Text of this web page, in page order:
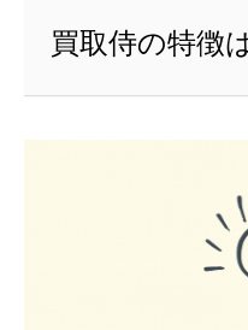
買取侍の特徴